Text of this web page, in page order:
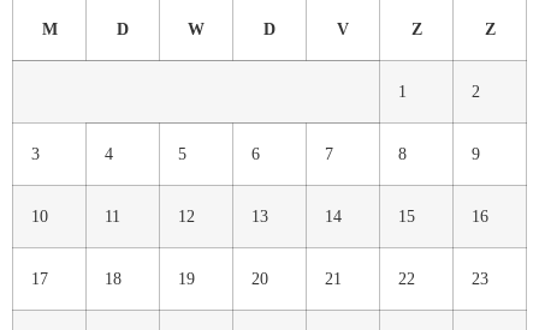
M D W D V Z Z
1 2
3 4 5 6 7 8 9
10 11 12 13 14 15 16
17 18 19 20 21 22 23